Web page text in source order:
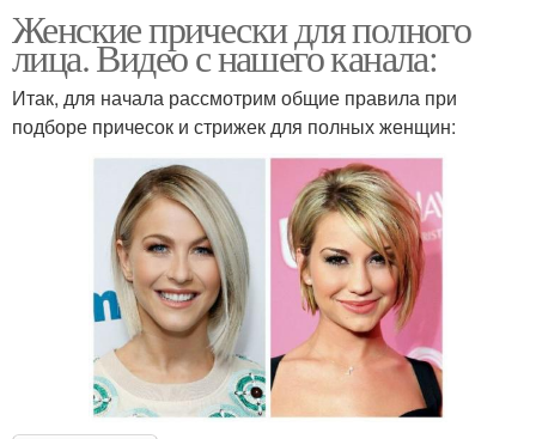
Женские прически для полного
лица. Видео с нашего канала:
Итак, для начала рассмотрим общие правила при
подборе причесок и стрижек для полных женщин: